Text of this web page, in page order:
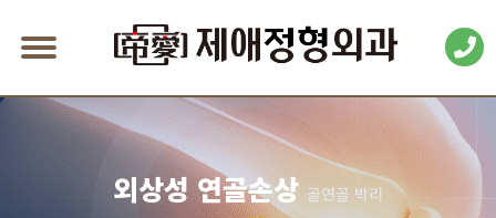
외상성 연골손상 골연골 박리